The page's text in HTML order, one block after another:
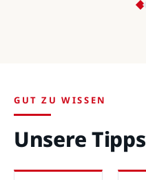
GUT ZU WISSEN
Unsere Tipps